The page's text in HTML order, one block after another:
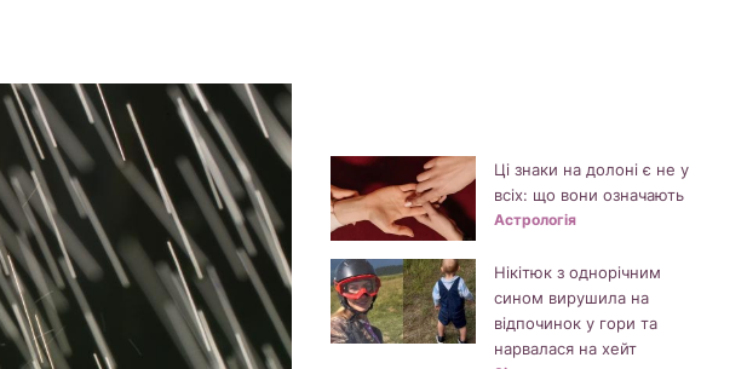
Ці знаки на долоні є не у
всіх: що вони означають
Астрологія
Нікітюк з однорічним
сином вирушила на
відпочинок у гори та
нарвалася на хейт